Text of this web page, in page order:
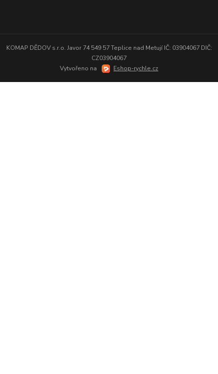
KOMAP DĚDOV s.r.o. Javor 74 549 57 Teplice nad Metují IČ: 03904067 DIČ:
CZ03904067
Vytvořeno na
Eshop-rychle.cz